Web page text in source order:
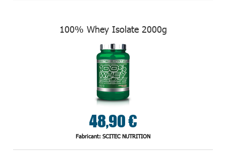
100% Whey Isolate 2000g
48,90 €
Fabricant: SCITEC NUTRITION